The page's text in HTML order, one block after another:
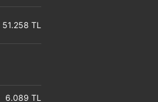
51.258 TL
6.089 TL